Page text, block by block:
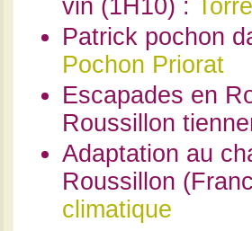
vin (1H10) :
Patrick pochon
Pochon Priorat
Escapades en
Roussillon
Adaptation au
Roussillon
climatique